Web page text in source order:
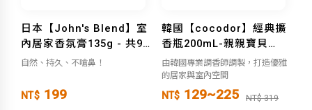
日本【John's Blend】室
內居家香氛膏135g - 共9
款
自然、持久、不嗆鼻！
NT$ 199
韓國【cocodor】經典擴
香瓶200mL-親親寶貝
Baby Powder
由韓國專業調香師調製，打造優雅
的居家與室內空間
NT$ 129~225 NT$ 319